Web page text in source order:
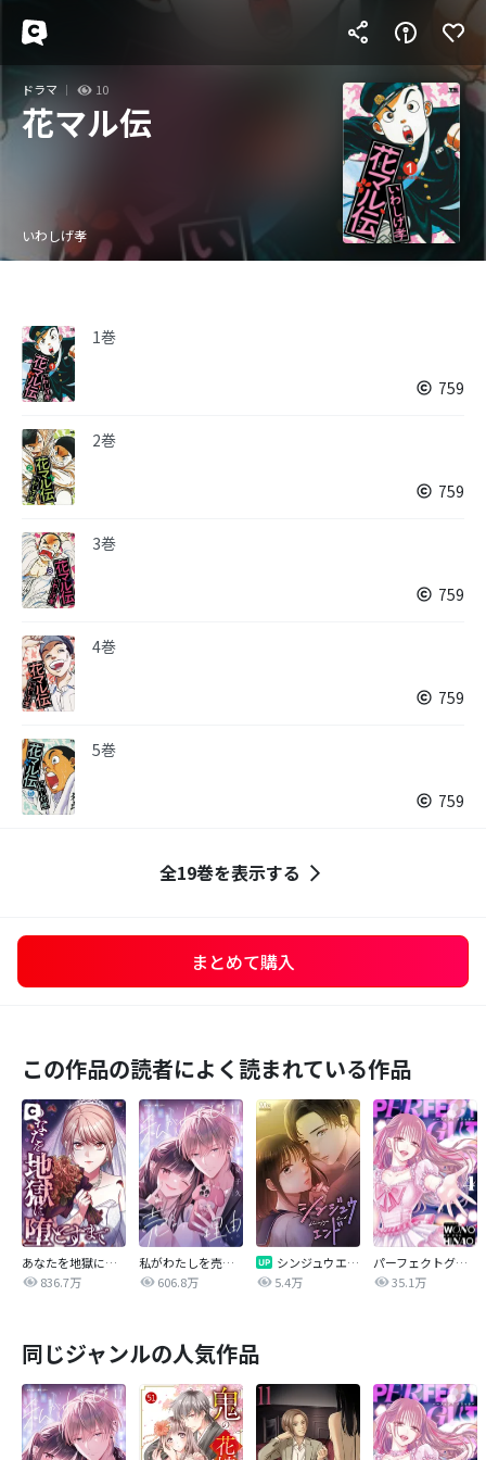
ドラマ 10
花マル伝
いわしげ孝
1巻
759
2巻
759
3巻
759
4巻
759
5巻
759
全19巻を表示する
まとめて購入
この作品の読者によく読まれている作品
あなたを地獄に堕とすまで
836.7万
私がわたしを売る理由
606.8万
シンジュウエンド【タテヨミ】
5.4万
パーフェクトグリッター
35.1万
同じジャンルの人気作品